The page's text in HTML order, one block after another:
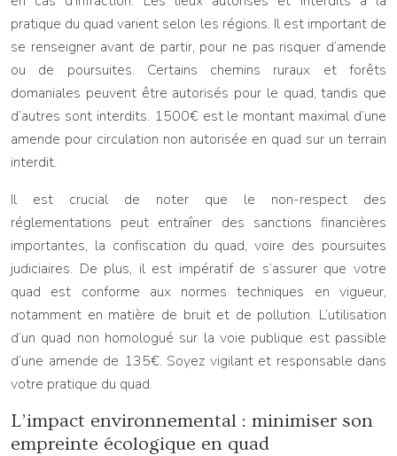
pratique du quad varient selon les régions. Il est important de
se renseigner avant de partir, pour ne pas risquer d’amende
ou de poursuites. Certains chemins ruraux et forêts
domaniales peuvent être autorisés pour le quad, tandis que
d’autres sont interdits. 1500€ est le montant maximal d’une
amende pour circulation non autorisée en quad sur un terrain
interdit.
Il est crucial de noter que le non-respect des
réglementations peut entraîner des sanctions financières
importantes, la confiscation du quad, voire des poursuites
judiciaires. De plus, il est impératif de s’assurer que votre
quad est conforme aux normes techniques en vigueur,
notamment en matière de bruit et de pollution. L’utilisation
d’un quad non homologué sur la voie publique est passible
d’une amende de 135€. Soyez vigilant et responsable dans
votre pratique du quad.
L’impact environnemental : minimiser son
empreinte écologique en quad